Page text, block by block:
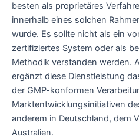
besten als proprietäres
innerhalb eines solchen
wurde. Es sollte nicht als ein
zertifiziertes System oder als
Methodik verstanden werden.
ergänzt diese Dienstleistung
der GMP-konformen
Marktentwicklungsinitiativen
anderem in Deutschland, dem
Australien.